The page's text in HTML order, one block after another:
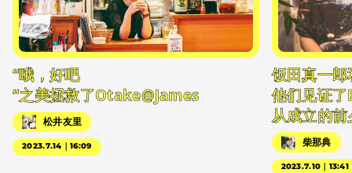
“哦，好吧
“之美拯救了Otake@James
松井友里
2023.7.14｜16:09
饭田真一
他们见证
从成立的
柴那典
2023.7.10｜13:41